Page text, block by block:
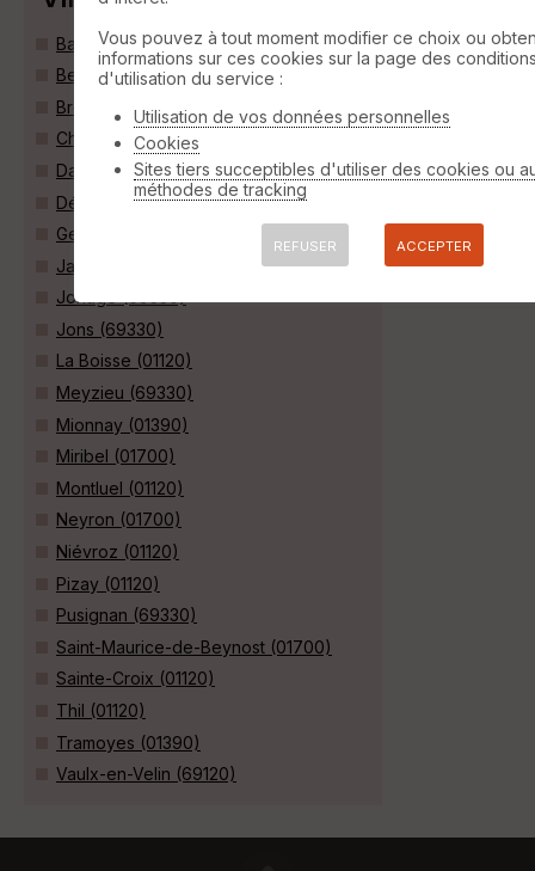
Balan (01360)
Beynost (01700)
Bressolles (01360)
Chassieu (69680)
Dagneux (01120)
Décines-Charpieu (69150)
Genas (69740)
Janneyrias (38280)
Jonage (69330)
Jons (69330)
La Boisse (01120)
Meyzieu (69330)
Mionnay (01390)
Miribel (01700)
Montluel (01120)
Neyron (01700)
Niévroz (01120)
Pizay (01120)
Pusignan (69330)
Saint-Maurice-de-Beynost (01700)
Sainte-Croix (01120)
Thil (01120)
Tramoyes (01390)
Vaulx-en-Velin (69120)
Vous pouvez à tout moment modifier ce choix ou
informations sur ces cookies sur la page des
d'utilisation du service :
Utilisation de vos données personnelles
Cookies
Sites tiers succeptibles d'utiliser des cookies ou
méthodes de tracking
REFUSER ACCEPTER